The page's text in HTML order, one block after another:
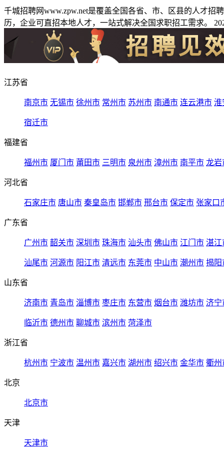
千城招聘网www.zpw.net是覆盖全国各省、市、区县的人才
历，企业可直招本地人才，一站式解决全国求职招工需求。
江苏省
南京市 无锡市 徐州市 常州市 苏州市 南通市 连云港市 淮
宿迁市
福建省
福州市 厦门市 莆田市 三明市 泉州市 漳州市 南平市 龙岩
河北省
石家庄市 唐山市 秦皇岛市 邯郸市 邢台市 保定市 张家口
广东省
广州市 韶关市 深圳市 珠海市 汕头市 佛山市 江门市 湛江
汕尾市 河源市 阳江市 清远市 东莞市 中山市 潮州市 揭阳
山东省
济南市 青岛市 淄博市 枣庄市 东营市 烟台市 潍坊市 济宁
临沂市 德州市 聊城市 滨州市 菏泽市
浙江省
杭州市 宁波市 温州市 嘉兴市 湖州市 绍兴市 金华市 衢州
北京
北京市
天津
天津市